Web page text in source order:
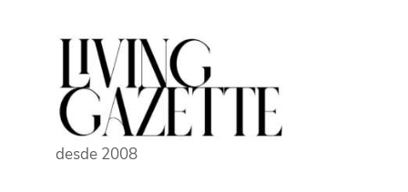
conteúdo
desde 2008